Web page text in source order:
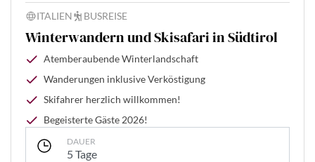
ITALIEN BUSREISE
Winterwandern und Skisafari in Südtirol
Atemberaubende Winterlandschaft
Wanderungen inklusive Verköstigung
Skifahrer herzlich willkommen!
Begeisterte Gäste 2026!
DAUER
5 Tage